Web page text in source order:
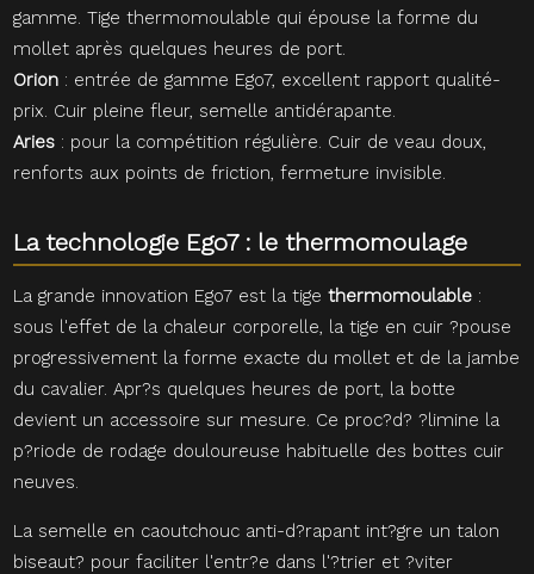
gamme. Tige thermomoulable qui épouse la forme du
mollet après quelques heures de port.
Orion : entrée de gamme Ego7, excellent rapport qualité-
prix. Cuir pleine fleur, semelle antidérapante.
Aries : pour la compétition régulière. Cuir de veau doux,
renforts aux points de friction, fermeture invisible.
La technologie Ego7 : le thermomoulage
La grande innovation Ego7 est la tigethermomoulable :
sous l'effet de la chaleur corporelle, la tige en cuir ?pouse
progressivement la forme exacte du mollet et de la jambe
du cavalier. Apr?s quelques heures de port, la botte
devient un accessoire sur mesure. Ce proc?d? ?limine la
p?riode de rodage douloureuse habituelle des bottes cuir
neuves.
La semelle en caoutchouc anti-d?rapant int?gre un talon
biseaut? pour faciliter l'entr?e dans l'?trier et ?viter